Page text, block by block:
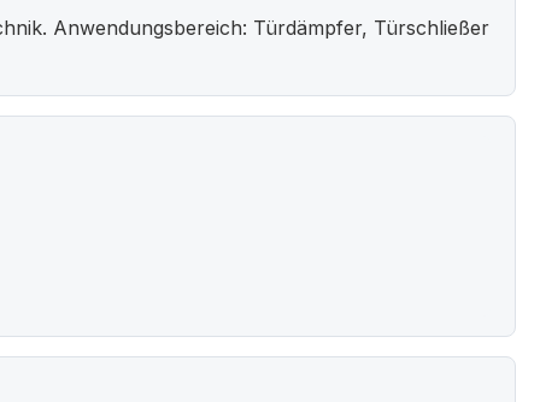
Anwendungsbereich: Türdämpfer, Türschließer